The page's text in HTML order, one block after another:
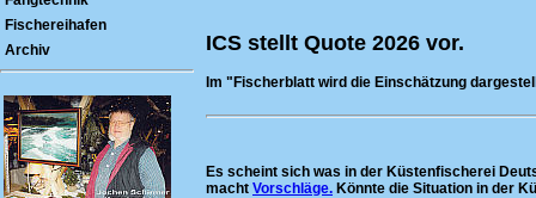
Fischereihafen
Archiv
ICS stellt Quote 2026 vor.
Im "Fischerblatt wird die Einschätzung
Es scheint sich was in der Küstenfischerei
macht Vorschläge. Könnte die Situation in der